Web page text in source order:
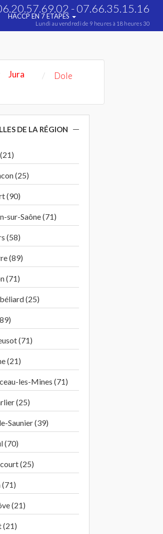
HACCP EN 7 ETAPES
- 07.66.35.15.16
Lundi au vendredi de 9 heures à 18 heures 30
Jura Dole
DE LA RÉGION
(25)
(90)
sur-Saône (71)
(58)
(89)
(71)
(25)
(71)
(21)
les-Mines (71)
(25)
Saunier (39)
(70)
(25)
(71)
(21)
(21)